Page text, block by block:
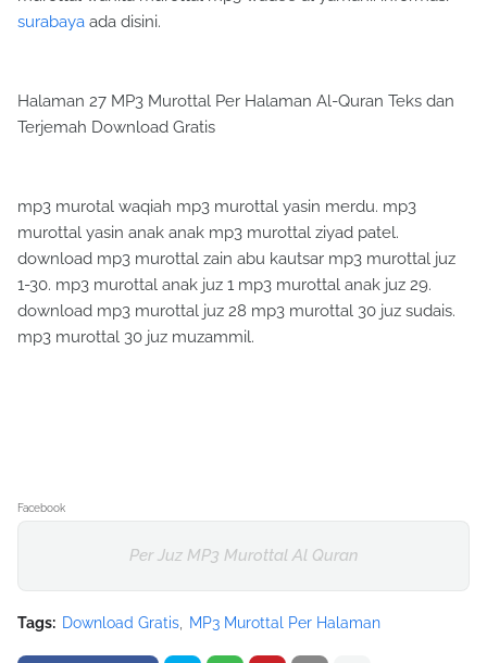
surabaya ada disini.
Halaman 27 MP3 Murottal Per Halaman Al-Quran Teks dan
Terjemah Download Gratis
mp3 murotal waqiah mp3 murottal yasin merdu. mp3
murottal yasin anak anak mp3 murottal ziyad patel.
download mp3 murottal zain abu kautsar mp3 murottal juz
1-30. mp3 murottal anak juz 1 mp3 murottal anak juz 29.
download mp3 murottal juz 28 mp3 murottal 30 juz sudais.
mp3 murottal 30 juz muzammil.
Facebook
Per Juz MP3 Murottal Al Quran
Tags: Download Gratis MP3 Murottal Per Halaman